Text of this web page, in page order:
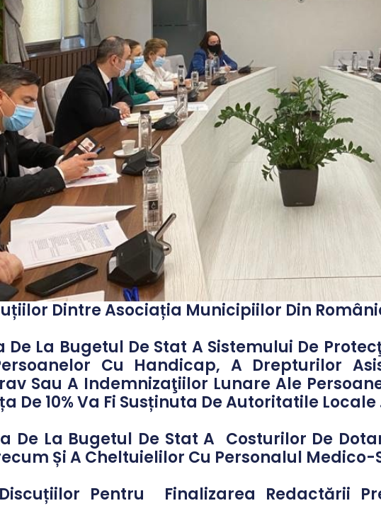
Dintre Asociația Municipiilor Din
De La Bugetul De Stat A Sistemului De
Cu Handicap, A Drepturilor
Sau A Indemnizaţiilor Lunare Ale
De 10% Va Fi Susținuta De Autoritatile Locale
De La Bugetul De Stat A Costurilor De
Și A Cheltuielilor Cu Personalul
Pentru Finalizarea Redactării